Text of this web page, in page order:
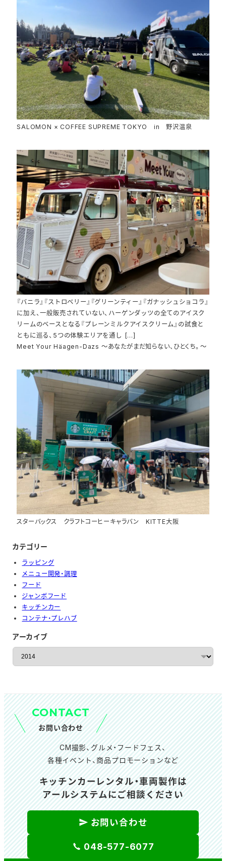
SALOMON × COFFEE SUPREME TOKYO in 野沢温泉
Meet Your Häagen-Dazs ～あなたがまだ知らない、ひとくち。～
『バニラ』『ストロベリー』『グリーンティー』『ガナッシュショコラ』
に加え、一般販売されていない、ハーゲンダッツの全てのアイスク
リームのベースとなる『プレーンミルクアイスクリーム』の試食と
ともに巡る、5つの体験エリアを通し […]
スターバックス クラフトコーヒーキャラバン KITTE大阪
カテゴリー
ラッピング
メニュー開発・調理
フード
ジャンボフード
キッチンカー
コンテナ・プレハブ
アーカイブ
ー
ブ
CONTACT
お問い合わせ
CM撮影、グルメ・フードフェス、
各種イベント、商品プロモーションなど
キッチンカーレンタル・車両製作は
アールシステムにご相談ください
お問い合わせ
048-577-6077